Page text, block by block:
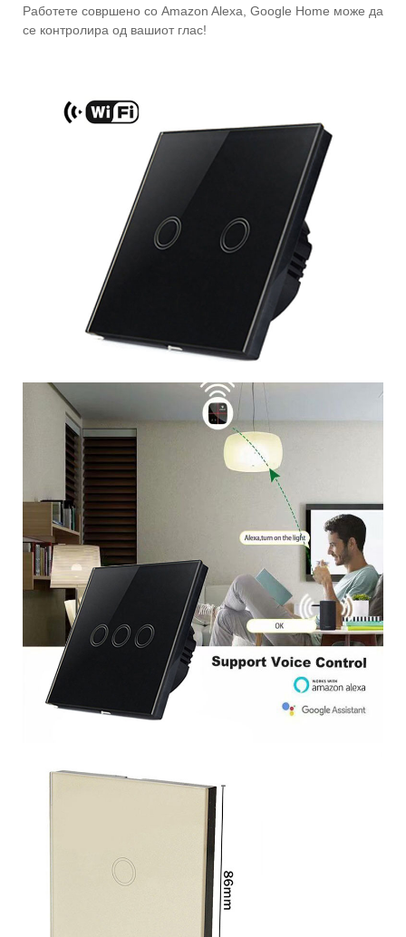
Работете совршено со Amazon Alexa, Google Home може да
се контролира од вашиот глас!